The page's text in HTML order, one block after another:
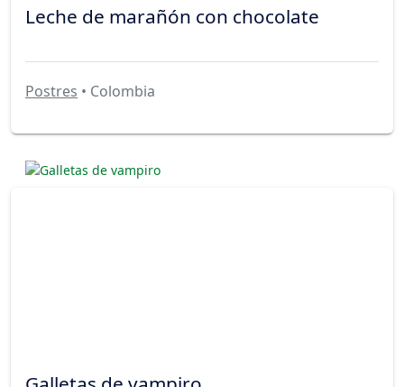
Leche de marañón con chocolate
Postres • Colombia